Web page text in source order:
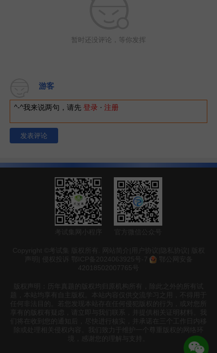
暂时还没评论，等你发挥
游客
^-^我来说两句，请先 登录 · 注册
发表评论